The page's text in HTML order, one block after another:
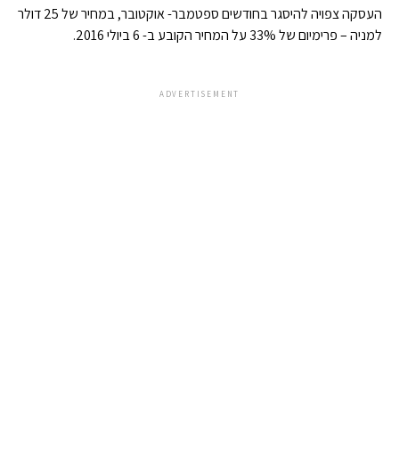
העסקה צפויה להיסגר בחודשים ספטמבר- אוקטובר, במחיר של 25 דולר
למניה – פרימיום של 33% על המחיר הקובע ב- 6 ביולי 2016.
ADVERTISEMENT